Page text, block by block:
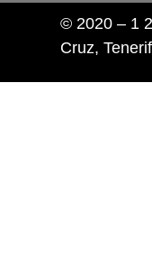
© 2020 – 1
Cruz,